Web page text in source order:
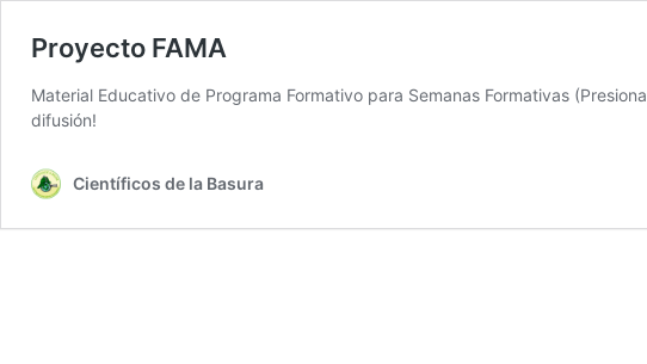
Proyecto FAMA
Material Educativo de Programa Formativo para Semanas Formativas
difusión!
Científicos de la Basura